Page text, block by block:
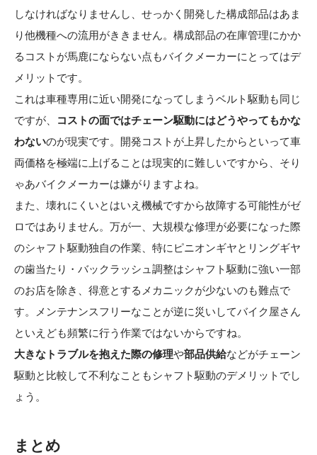
しなければなりませんし、せっかく開発した構成部品はあま
り他機種への流用がききません。構成部品の在庫管理にかか
るコストが馬鹿にならない点もバイクメーカーにとってはデ
メリットです。
これは車種専用に近い開発になってしまうベルト駆動も同じ
ですが、
コストの面ではチェーン駆動にはどうやってもかな
わないのが現実です。開発コストが上昇したからといって車
両価格を極端に上げることは現実的に難しいですから、そり
ゃあバイクメーカーは嫌がりますよね。
また、壊れにくいとはいえ機械ですから故障する可能性がゼ
ロではありません。万が一、大規模な修理が必要になった際
のシャフト駆動独自の作業、特にピニオンギヤとリングギヤ
の歯当たり・バックラッシュ調整はシャフト駆動に強い一部
のお店を除き、得意とするメカニックが少ないのも難点で
す。メンテナンスフリーなことが逆に災いしてバイク屋さん
といえども頻繁に行う作業ではないからですね。
大きなトラブルを抱えた際の修理や部品供給などがチェーン
駆動と比較して不利なこともシャフト駆動のデメリットでし
ょう。
まとめ